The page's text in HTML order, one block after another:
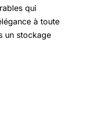
qui
à toute
un stockage